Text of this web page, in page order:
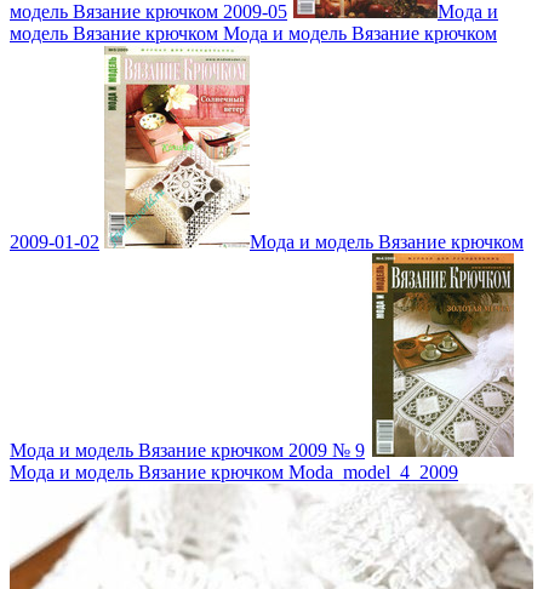
модель Вязание крючком 2009-05
Мода и
модель Вязание крючком Мода и модель Вязание крючком
2009-01-02 Мода и модель Вязание крючком
Мода и модель Вязание крючком 2009 № 9
Мода и модель Вязание крючком Moda_model_4_2009